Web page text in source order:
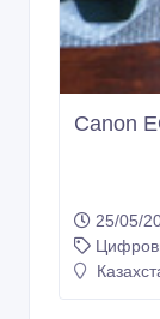
Canon
25/05/